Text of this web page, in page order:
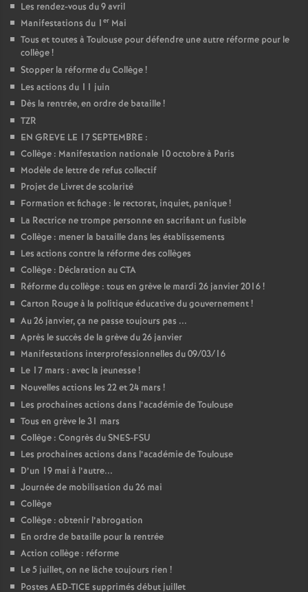
Les rendez-vous du 9 avril
Manifestations du 1 er Mai
Tous et toutes à Toulouse pour défendre une autre réforme pour le
collège!
Stopper la réforme du Collège!
Les actions du 11 juin
Dès la rentrée, en ordre de bataille!
TZR
EN GREVE LE 17 SEPTEMBRE :
Collège : Manifestation nationale 10 octobre à Paris
Modèle de lettre de refus collectif
Projet de Livret de scolarité
Formation et fichage : le rectorat, inquiet, panique!
La Rectrice ne trompe personne en sacrifiant un fusible
Collège : mener la bataille dans les établissements
Les actions contre la réforme des collèges
Collège : Déclaration au CTA
Réforme du collège : tous en grève le mardi 26 janvier 2016!
Carton Rouge à la politique éducative du gouvernement!
Au 26 janvier, ça ne passe toujours pas ...
Après le succès de la grève du 26 janvier
Manifestations interprofessionnelles du 09/03/16
Le 17 mars : avec la jeunesse!
Nouvelles actions les 22 et 24 mars !
Les prochaines actions dans l’académie de Toulouse
Tous en grève le 31 mars
Collège : Congrès du SNES-FSU
Les prochaines actions dans l’académie de Toulouse
D’un 19 mai à l’autre...
Journée de mobilisation du 26 mai
Collège
Collège : obtenir l’abrogation
En ordre de bataille pour la rentrée
Action collège : réforme
Le 5 juillet, on ne lâche toujours rien !
Postes AED-TICE supprimés début juillet